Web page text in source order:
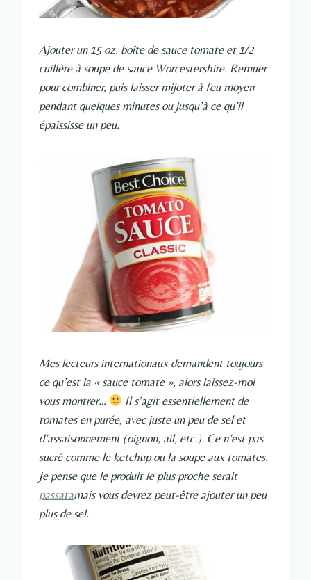
Ajouter un 15 oz. boîte de sauce tomate et 1/2
cuillère à soupe de sauce Worcestershire. Remuer
pour combiner, puis laisser mijoter à feu moyen
pendant quelques minutes ou jusqu’à ce qu’il
épaississe un peu.
Mes lecteurs internationaux demandent toujours
ce qu’est la « sauce tomate », alors laissez-moi
vous montrer…
Il s’agit essentiellement de
tomates en purée, avec juste un peu de sel et
d’assaisonnement (oignon, ail, etc.). Ce n’est pas
sucré comme le ketchup ou la soupe aux tomates.
Je pense que le produit le plus proche serait
passatamais vous devrez peut-être ajouter un peu
plus de sel.